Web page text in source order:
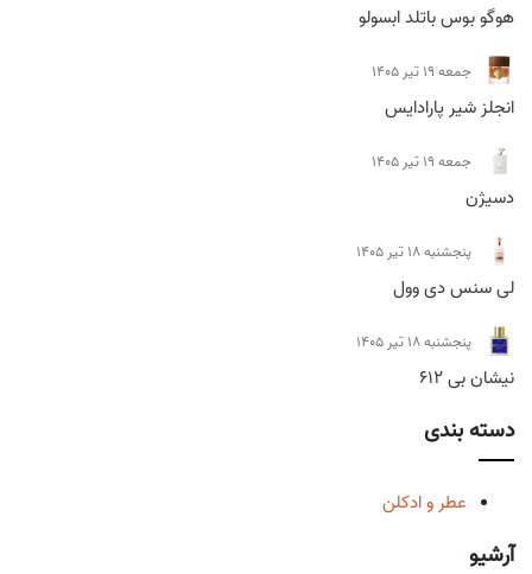
هوگو بوس باتلد ابسولو
جمعه 19 تیر 1405
انجلز شیر پارادایس
جمعه 19 تیر 1405
دسیژن
پنجشنبه 18 تیر 1405
لی سنس دی وول
پنجشنبه 18 تیر 1405
نیشان بی 612
دسته بندی
عطر و ادکلن
آرشیو